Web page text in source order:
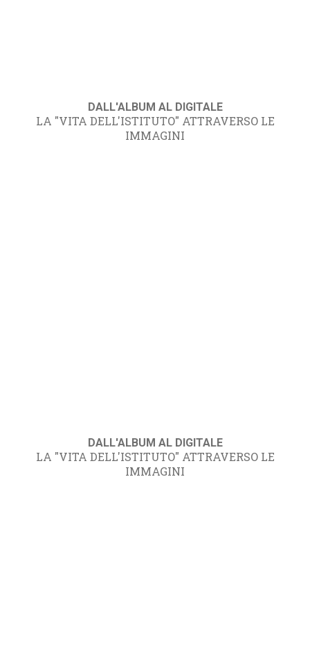
DALL'ALBUM AL DIGITALE
LA "VITA DELL'ISTITUTO" ATTRAVERSO LE
IMMAGINI
DALL'ALBUM AL DIGITALE
LA "VITA DELL'ISTITUTO" ATTRAVERSO LE
IMMAGINI